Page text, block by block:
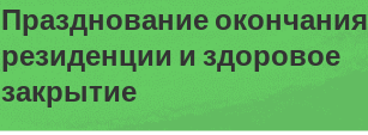
Празднование окончания
резиденции и здоровое
закрытие